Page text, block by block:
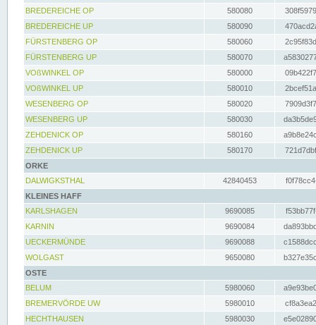
BREDEREICHE OP
580080
BREDEREICHE UP
580090
FÜRSTENBERG OP
580060
FÜRSTENBERG UP
580070
VOßWINKEL OP
580000
VOßWINKEL UP
580010
WESENBERG OP
580020
WESENBERG UP
580030
ZEHDENICK OP
580160
ZEHDENICK UP
580170
ORKE
DALWIGKSTHAL
42840453
KLEINES HAFF
KARLSHAGEN
9690085
KARNIN
9690084
UECKERMÜNDE
9690088
WOLGAST
9650080
OSTE
BELUM
5980060
BREMERVÖRDE UW
5980010
HECHTHAUSEN
5980030